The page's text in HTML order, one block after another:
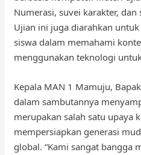
Numerasi, suvei karakter,
Ujian ini juga diarahkan
siswa dalam memahami
menggunakan teknologi
Kepala MAN 1 Mamuju,
dalam sambutannya
merupakan salah satu upaya
mempersiapkan generasi
global. “Kami sangat bangga